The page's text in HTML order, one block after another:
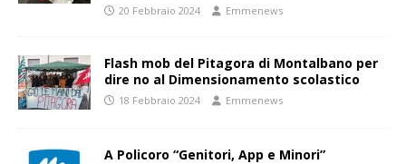
20 Febbraio 2024 Emmenews
Flash mob del Pitagora di Montalbano per
dire no al Dimensionamento scolastico
18 Febbraio 2024 Emmenews
A Policoro “Genitori, App e Minori”